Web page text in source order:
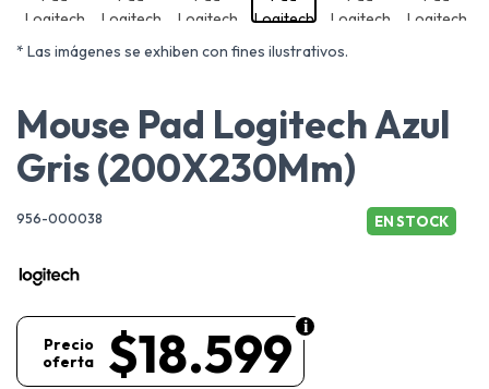
* Las imágenes se exhiben con fines ilustrativos.
Mouse Pad Logitech Azul
Gris (200X230Mm)
956-000038 EN STOCK
$18.599
Precio
oferta